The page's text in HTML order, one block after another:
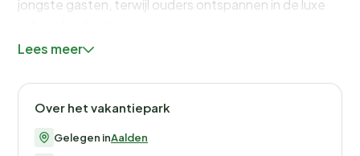
jongste gasten, terwijl ouders ontspannen in de luxe
diverse sportvoorzieningen, zoals tennisbanen en
fietsverhuur. Ontdek de prachtige omgeving van
pittoreske dorpjes. En voor een unieke ervaring wandel
Lees meer
Over het vakantiepark
Gelegen inAalden